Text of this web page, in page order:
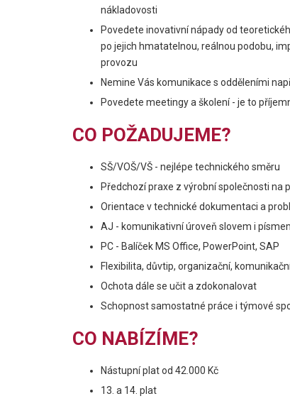
nákladovosti
Povedete inovativní nápady od
po jejich hmatatelnou, reálnou podobu,
provozu
Nemine Vás komunikace s odděleními
Povedete meetingy a školení - je to
CO POŽADUJEME?
SŠ/VOŠ/VŠ - nejlépe technického směru
Předchozí praxe z výrobní společnosti na
Orientace v technické dokumentaci a
AJ - komunikativní úroveň slovem i
PC - Balíček MS Office, PowerPoint, SAP
Flexibilita, důvtip, organizační,
Ochota dále se učit a zdokonalovat
Schopnost samostatné práce i týmové
CO NABÍZÍME?
Nástupní plat od 42.000 Kč
13. a 14. plat